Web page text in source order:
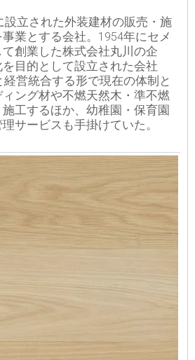
設立された外装建材の販売・施
業とする会社。1954年にセメ
創業した株式会社丸川の企
目的として設立された会社
営統合する形で現在の体制と
ング材や不燃天然木・準不燃
工するほか、幼稚園・保育園
サービスも手掛けていた。